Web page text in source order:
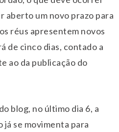
aberto um novo prazo para
réus apresentem novos
de cinco dias, contado a
ao da publicação do
blog, no último dia 6, a
já se movimenta para